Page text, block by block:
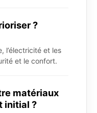
?
l’électricité et les
et le confort.
matériaux
initial ?